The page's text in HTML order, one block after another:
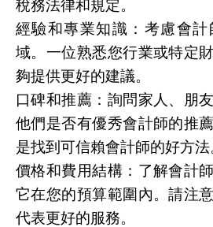
稅務法律和規定。
經驗和專業知識：考慮會
域。一位熟悉您行業或特定
夠提供更好的建議。
口碑和推薦：詢問家人、朋
他們是否有優秀會計師的推
是找到可信賴會計師的好方法
價格和費用結構：了解會計
它在您的預算範圍內。請注
代表更好的服務。